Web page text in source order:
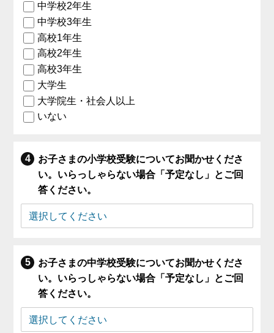
中学校2年生
中学校3年生
高校1年生
高校2年生
高校3年生
大学生
大学院生・社会人以上
いない
お子さまの小学校受験についてお聞かせくださ
い。いらっしゃらない場合「予定なし」とご回
答ください。
お子さまの中学校受験についてお聞かせくださ
い。いらっしゃらない場合「予定なし」とご回
答ください。